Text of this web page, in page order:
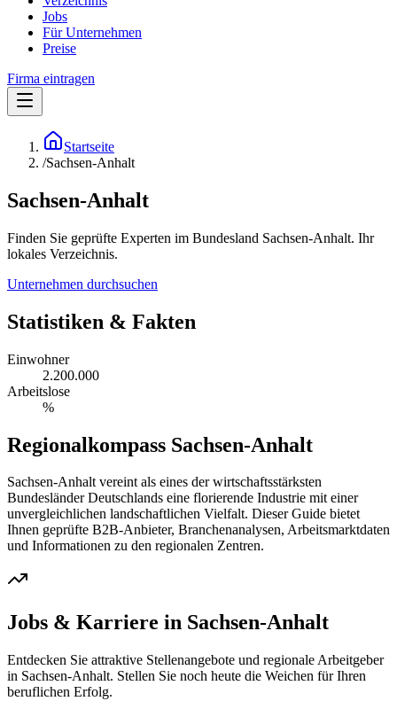
Jobs
Für Unternehmen
Preise
Firma eintragen
Startseite
/Sachsen-Anhalt
Sachsen-Anhalt
Finden Sie geprüfte Experten im Bundesland Sachsen-Anhalt. Ihr
lokales Verzeichnis.
Unternehmen durchsuchen
Statistiken & Fakten
Einwohner
2.200.000
Arbeitslose
%
Regionalkompass Sachsen-Anhalt
Sachsen-Anhaltvereint als eines der wirtschaftsstärksten
Bundesländer Deutschlands eine florierende Industrie mit einer
unvergleichlichen landschaftlichen Vielfalt. Dieser Guide bietet
Ihnen geprüfte B2B-Anbieter, Branchenanalysen, Arbeitsmarktdaten
und Informationen zu den regionalen Zentren.
Jobs & Karriere in Sachsen-Anhalt
Entdecken Sie attraktive Stellenangebote und regionale Arbeitgeber
in Sachsen-Anhalt. Stellen Sie noch heute die Weichen für Ihren
beruflichen Erfolg.